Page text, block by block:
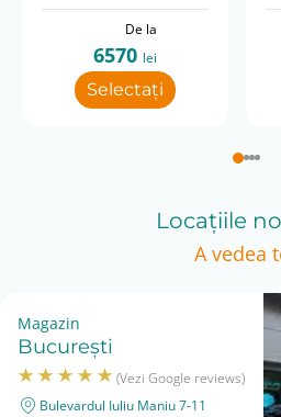
De la
6570 lei
Selectați
Locațiile
A vedea
Magazin
București
(Vezi Google reviews)
Bulevardul Iuliu Maniu 7-11